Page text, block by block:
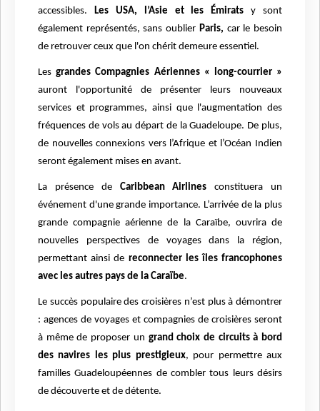
accessibles. Les USA, l’Asie et les Émirats y sont
également représentés, sans oublier Paris, car le besoin
de retrouver ceux que l'on chérit demeure essentiel.
Lesgrandes Compagnies Aériennes « long-courrier »
auront l'opportunité de présenter leurs nouveaux
services et programmes, ainsi que l'augmentation des
fréquences de vols au départ de la Guadeloupe. De plus,
de nouvelles connexions vers l’Afrique et l’Océan Indien
seront également mises en avant.
La présence de Caribbean Airlines constituera un
événement d'une grande importance. L’arrivée de la plus
grande compagnie aérienne de la Caraïbe, ouvrira de
nouvelles perspectives de voyages dans la région,
permettant ainsi de reconnecter les îles francophones
avec les autres pays de la Caraïbe.
Le succès populaire des croisières n’est plus à démontrer
: agences de voyages et compagnies de croisières seront
à même de proposer un grand choix de circuits à bord
des navires les plus prestigieux, pour permettre aux
familles Guadeloupéennes de combler tous leurs désirs
de découverte et de détente.